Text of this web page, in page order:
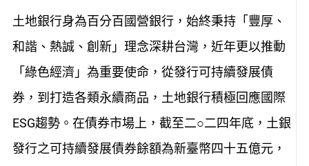
土地銀行身為百分百國營銀行，始終秉持「豐厚、
和諧、熱誠、創新」理念深耕台灣，近年更以推動
「綠色經濟」為重要使命，從發行可持續發展債
券，到打造各類永續商品，土地銀行積極回應國際
ESG趨勢。在債券市場上，截至二○二四年底，土銀
發行之可持續發展債券餘額為新臺幣四十五億元，